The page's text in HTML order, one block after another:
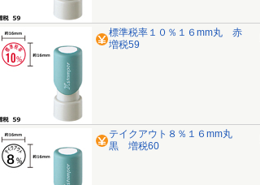
標準税率１０％１６mm丸 赤
増税59
テイクアウト８％１６mm丸
黒 増税60